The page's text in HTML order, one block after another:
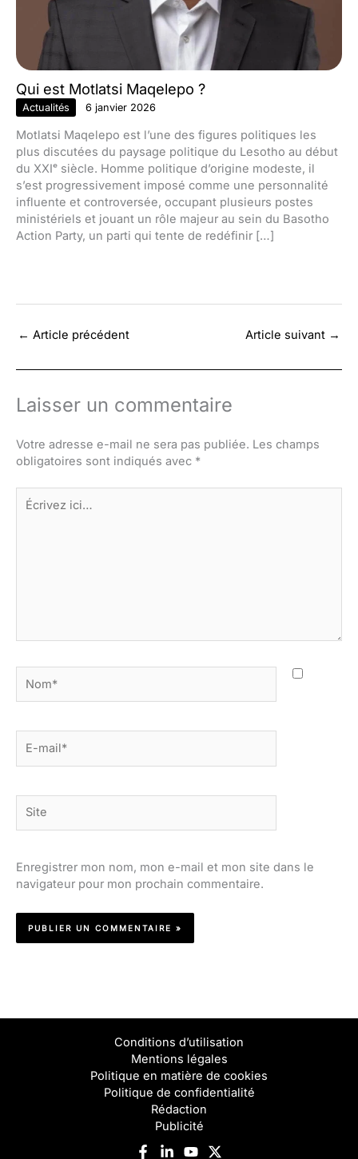
Qui est Motlatsi Maqelepo ?
Actualités 6 janvier 2026
Motlatsi Maqelepo est l’une des figures politiques les
plus discutées du paysage politique du Lesotho au début
du XXIᵉ siècle. Homme politique d’origine modeste, il
s’est progressivement imposé comme une personnalité
influente et controversée, occupant plusieurs postes
ministériels et jouant un rôle majeur au sein du Basotho
Action Party, un parti qui tente de redéfinir […]
← Article précédent Article suivant →
Laisser un commentaire
Votre adresse e-mail ne sera pas publiée. Les champs
obligatoires sont indiqués avec *
Écrivez
ici…
mail*
Enregistrer mon nom, mon e-mail et mon site dans le
navigateur pour mon prochain commentaire.
Conditions d’utilisation
Mentions légales
Politique en matière de cookies
Politique de confidentialité
Rédaction
Publicité